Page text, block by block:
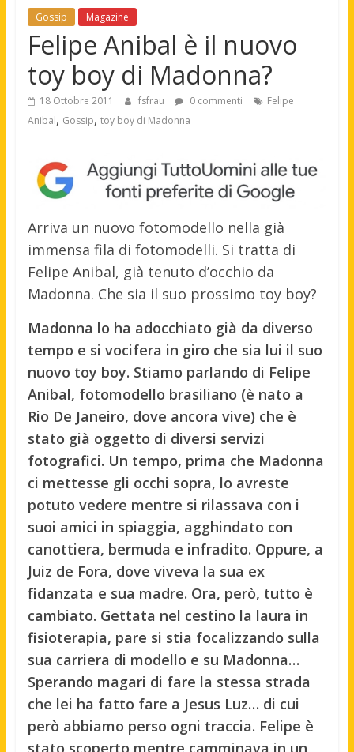
Gossip Magazine
Felipe Anibal è il nuovo
toy boy di Madonna?
18 Ottobre 2011 fsfrau 0 commenti
Felipe
Anibal, Gossip, toy boy di Madonna
Arriva un nuovo fotomodello nella già
immensa fila di fotomodelli. Si tratta di
Felipe Anibal, già tenuto d’occhio da
Madonna. Che sia il suo prossimo toy boy?
Madonna lo ha adocchiato già da diverso
tempo e si vocifera in giro che sia lui il suo
nuovo toy boy. Stiamo parlando di Felipe
Anibal, fotomodello brasiliano (è nato a
Rio De Janeiro, dove ancora vive) che è
stato già oggetto di diversi servizi
fotografici. Un tempo, prima che Madonna
ci mettesse gli occhi sopra, lo avreste
potuto vedere mentre si rilassava con i
suoi amici in spiaggia, agghindato con
canottiera, bermuda e infradito. Oppure, a
Juiz de Fora, dove viveva la sua ex
fidanzata e sua madre. Ora, però, tutto è
cambiato. Gettata nel cestino la laura in
fisioterapia, pare si stia focalizzando sulla
sua carriera di modello e su Madonna…
Sperando magari di fare la stessa strada
che lei ha fatto fare a Jesus Luz… di cui
però abbiamo perso ogni traccia. Felipe è
stato scoperto mentre camminava in un